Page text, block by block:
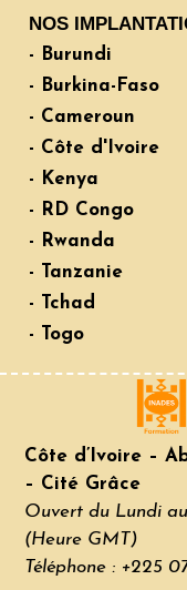
NOS
- Burundi
- Burkina-Faso
- Cameroun
- Côte d'Ivoire
- Kenya
- RD Congo
- Rwanda
- Tanzanie
- Tchad
- Togo
Côte d’Ivoire –
– Cité Grâce
Ouvert du Lundi
(Heure GMT)
Téléphone : +225